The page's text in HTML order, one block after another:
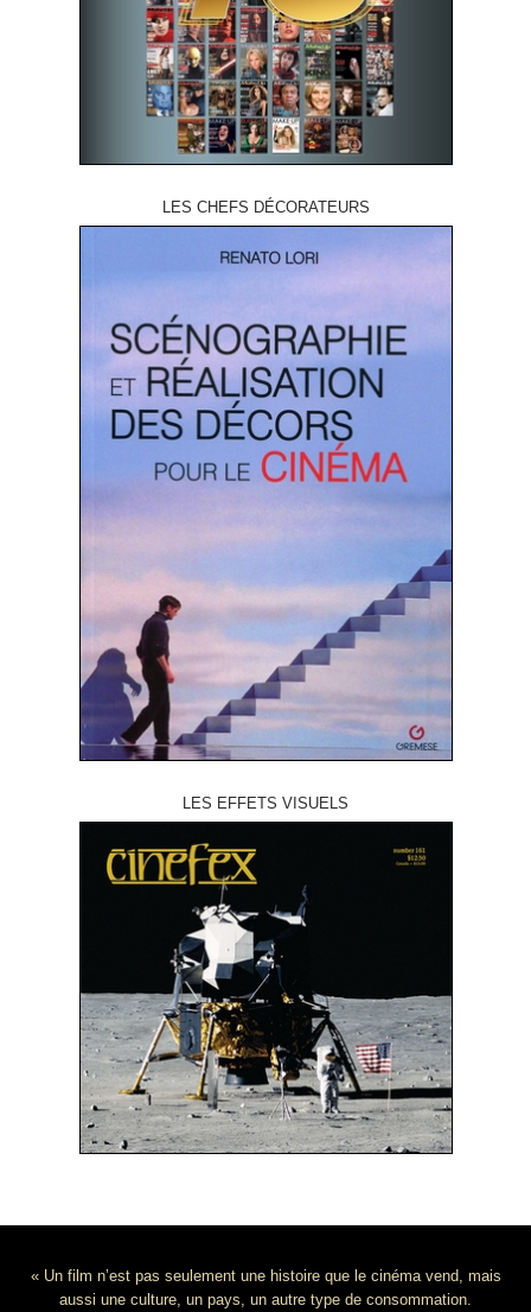
LES CHEFS DÉCORATEURS
LES EFFETS VISUELS
« Un film n’est pas seulement une histoire que le cinéma vend, mais
aussi une culture, un pays, un autre type de consommation.